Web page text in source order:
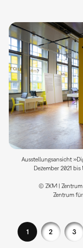
Ausstellungsansicht
Dezember 2021
© ZKM |
Zentrum
1 2 3